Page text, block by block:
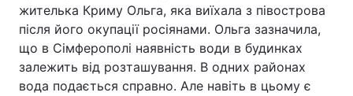
жителька Криму Ольга, яка виїхала з півострова
після його окупації росіянами. Ольга зазначила,
що в Сімферополі наявність води в будинках
залежить від розташування. В одних районах
вода подається справно. Але навіть в цьому є